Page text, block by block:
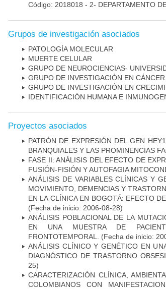
Código: 2018018 - 2- DEPARTAMENTO
Grupos de investigación asociados
PATOLOGÍA MOLECULAR
MUERTE CELULAR
GRUPO DE NEUROCIENCIAS-
GRUPO DE INVESTIGACIÓN EN
GRUPO DE INVESTIGACIÓN EN
IDENTIFICACIÓN HUMANA E
Proyectos asociados
PATRÓN DE EXPRESIÓN DEL GEN
BRANQUIALES Y LAS PROMINENCIAS
FASE II: ANÁLISIS DEL EFECTO DE
FUSIÓN-FISIÓN Y AUTOFAGIA
ANÁLISIS DE VARIABLES CLÍNICAS Y
MOVIMIENTO, DEMENCIAS Y
EN LA CLÍNICA EN BOGOTÁ: EFECTO
(Fecha de inicio: 2006-08-28)
ANÁLISIS POBLACIONAL DE LA
EN UNA MUESTRA DE
FRONTOTEMPORAL.
(Fecha de inicio:
ANÁLISIS CLÍNICO Y GENÉTICO EN
DIAGNÓSTICO DE TRASTORNO
25)
CARACTERIZACIÓN CLÍNICA,
COLOMBIANOS CON